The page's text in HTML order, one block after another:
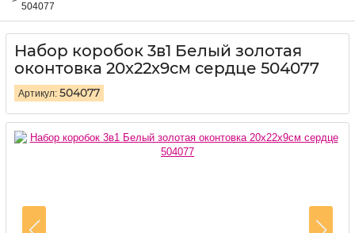
504077
Набор коробок 3в1 Белый золотая
оконтовка 20x22x9см сердце 504077
Артикул: 504077